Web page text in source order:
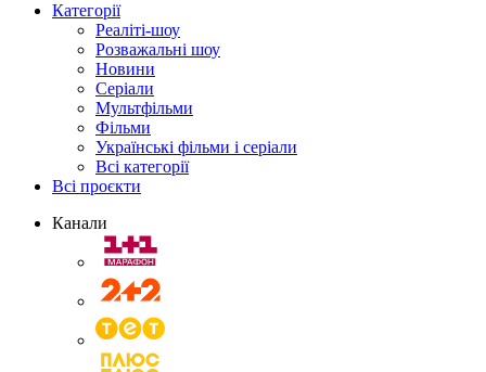
Категорії
Реаліті-шоу
Розважальні шоу
Новини
Серіали
Мультфільми
Фільми
Українські фільми і серіали
Всі категорії
Всі проєкти
Канали